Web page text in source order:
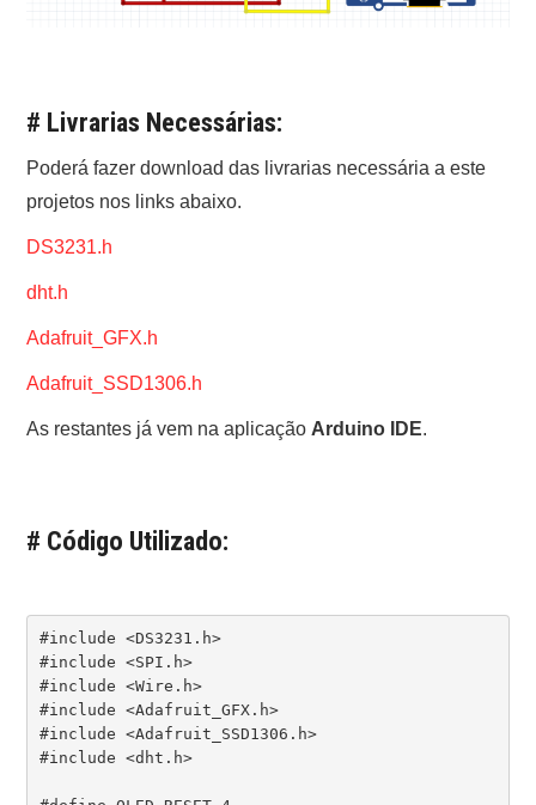
# Livrarias Necessárias:
Poderá fazer download das livrarias necessária a este
projetos nos links abaixo.
DS3231.h
dht.h
Adafruit_GFX.h
Adafruit_SSD1306.h
As restantes já vem na aplicação Arduino IDE.
# Código Utilizado:
#include <DS3231.h>
#include <SPI.h>
#include <Wire.h>
#include <Adafruit_GFX.h>
#include <Adafruit_SSD1306.h>
#include <dht.h>